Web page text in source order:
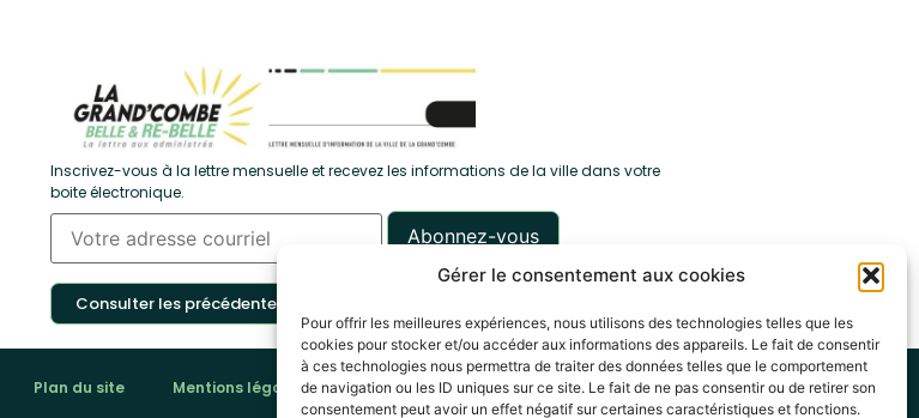
Gérer le consentement aux cookies
Pour offrir les meilleures expériences, nous utilisons des technologies telles que les
cookies pour stocker et/ou accéder aux informations des appareils. Le fait de consentir
à ces technologies nous permettra de traiter des données telles que le comportement
de navigation ou les ID uniques sur ce site. Le fait de ne pas consentir ou de retirer son
consentement peut avoir un effet négatif sur certaines caractéristiques et fonctions.
Inscrivez-vous à la lettre mensuelle et recevez les informations de la ville dans votre
boite électronique.
Consulter les précédentes
Plan du site Mentions légales Politique de cookies (UE)